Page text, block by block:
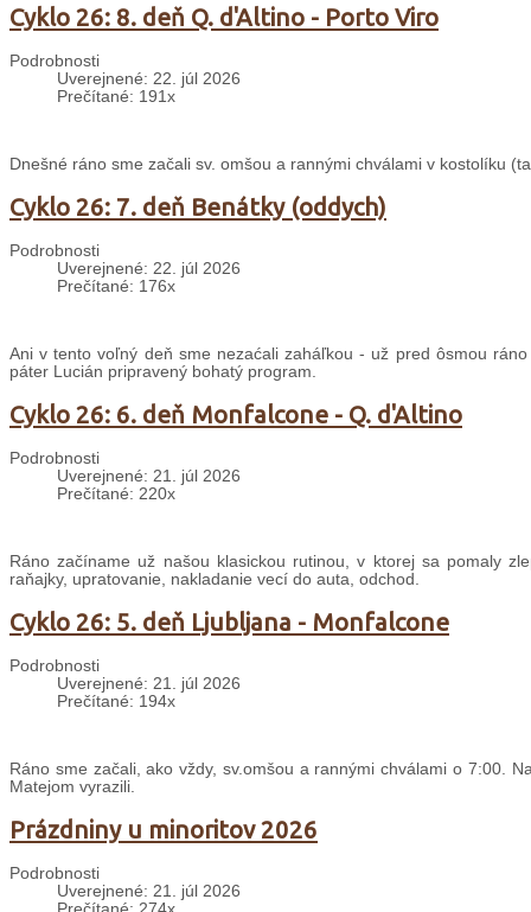
Cyklo 26: 8. deň Q. d'Altino - Porto Viro
Podrobnosti
Uverejnené: 22. júl 2026
Prečítané: 191x
Dnešné ráno sme začali sv. omšou a rannými chválami v kostolíku
Cyklo 26: 7. deň Benátky (oddych)
Podrobnosti
Uverejnené: 22. júl 2026
Prečítané: 176x
Ani v tento voľný deň sme nezaćali zaháľkou - už pred ôsmou
páter Lucián pripravený bohatý program.
Cyklo 26: 6. deň Monfalcone - Q. d'Altino
Podrobnosti
Uverejnené: 21. júl 2026
Prečítané: 220x
Ráno začíname už našou klasickou rutinou, v ktorej sa pomaly
raňajky, upratovanie, nakladanie vecí do auta, odchod.
Cyklo 26: 5. deň Ljubljana - Monfalcone
Podrobnosti
Uverejnené: 21. júl 2026
Prečítané: 194x
Ráno sme začali, ako vždy, sv.omšou a rannými chválami o 7:00.
Matejom vyrazili.
Prázdniny u minoritov 2026
Podrobnosti
Uverejnené: 21. júl 2026